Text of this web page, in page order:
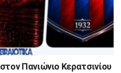
Πανιώνιο Κερατσινίου